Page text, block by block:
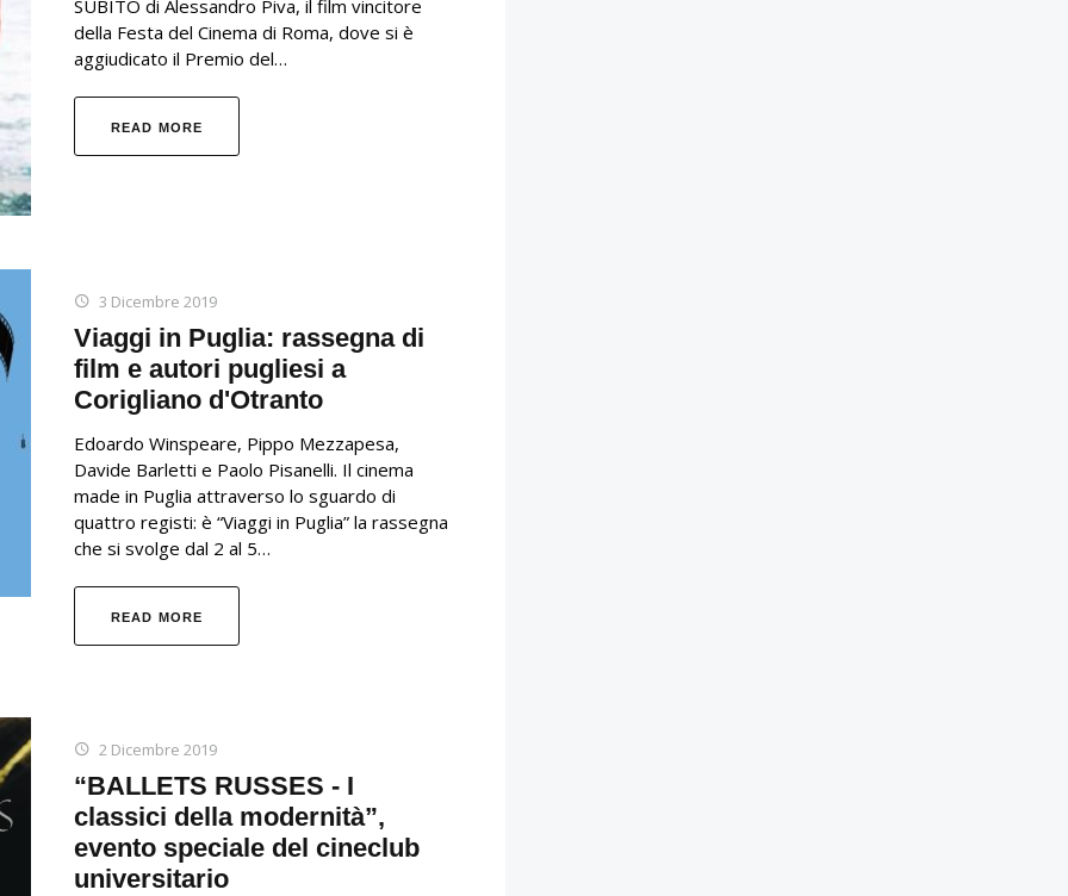
SUBITO di Alessandro Piva, il film vincitore
della Festa del Cinema di Roma, dove si è
aggiudicato il Premio del…
READ MORE
3 Dicembre 2019
Viaggi in Puglia: rassegna di
film e autori pugliesi a
Corigliano d'Otranto
Edoardo Winspeare, Pippo Mezzapesa,
Davide Barletti e Paolo Pisanelli. Il cinema
made in Puglia attraverso lo sguardo di
quattro registi: è “Viaggi in Puglia” la rassegna
che si svolge dal 2 al 5…
READ MORE
2 Dicembre 2019
“BALLETS RUSSES - I
classici della modernità”,
evento speciale del cineclub
universitario